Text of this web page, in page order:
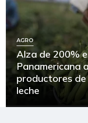
AGRO
Alza de 200%
Panamericana
productores
leche